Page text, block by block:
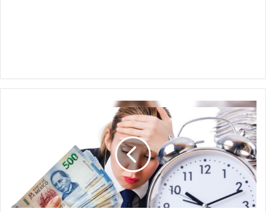
será
implementada